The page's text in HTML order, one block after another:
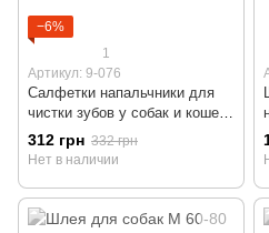
−6%
1
Артикул: 9-076
Салфетки напальчники для
чистки зубов у собак и кошек
Pet Teeth Finger
312 грн 332 грн
Нет в наличии